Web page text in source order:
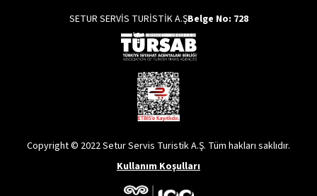
SETUR SERVİS TURİSTİK A.ŞBelge No: 728
Copyright © 2022 Setur Servis Turistik A.Ş. Tüm hakları saklıdır.
Kullanım Koşulları